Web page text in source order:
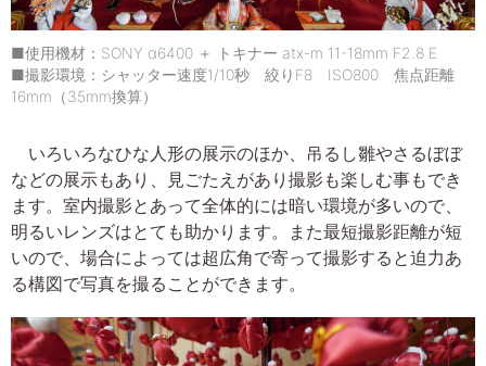
■使用機材：SONY α6400 ＋ トキナー atx-m 11-18mm F2.8 E
■撮影環境：シャッター速度1/10秒 絞りF8 ISO800 焦点距離
16mm（35mm換算）
いろいろなひな人形の展示のほか、吊るし雛やさるぼぼ
などの展示もあり、見ごたえがあり撮影も楽しむ事もでき
ます。室内撮影とあって全体的には暗い環境が多いので、
明るいレンズはとても助かります。また最短撮影距離が短
いので、場合によっては超広角で寄って撮影すると迫力あ
る構図で写真を撮ることができます。